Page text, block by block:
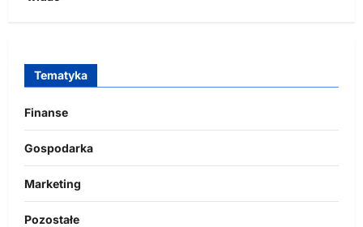
Tematyka
Finanse
Gospodarka
Marketing
Pozostałe